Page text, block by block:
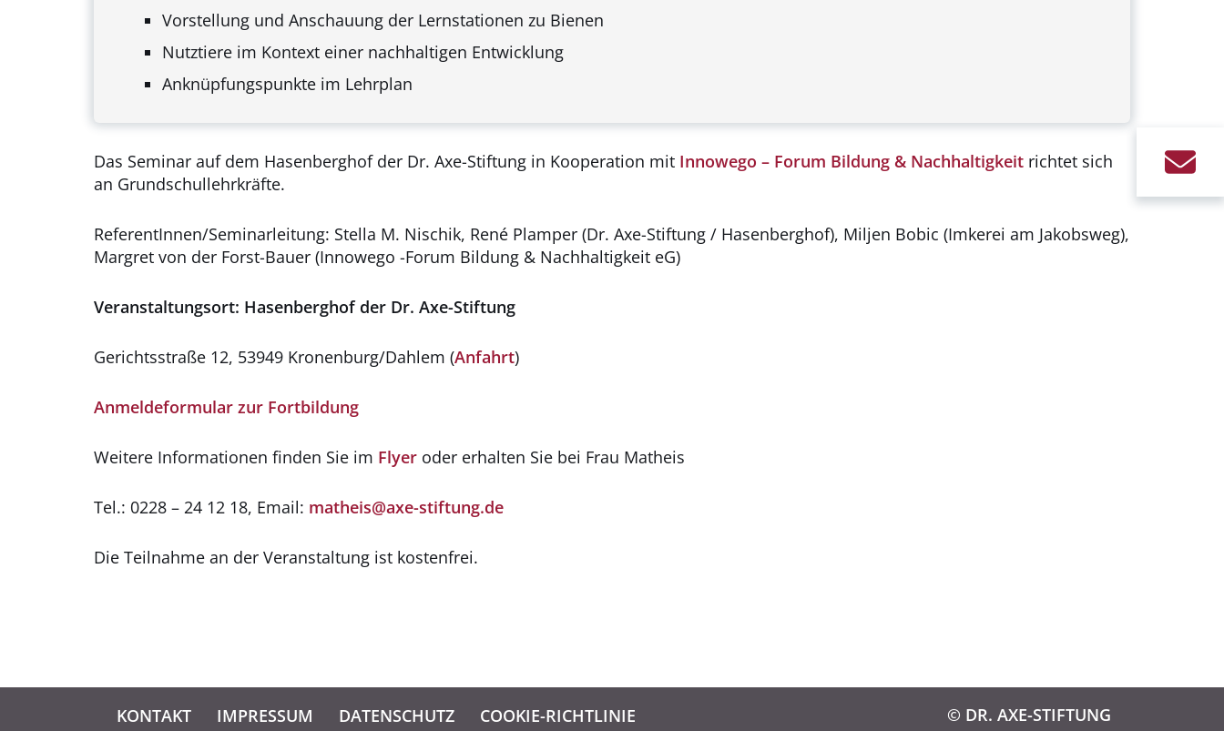
Vorstellung und Anschauung der Lernstationen zu Bienen
Nutztiere im Kontext einer nachhaltigen Entwicklung
Anknüpfungspunkte im Lehrplan
Das Seminar auf dem Hasenberghof der Dr. Axe-Stiftung in Kooperation mit Innowego – Forum Bildung & Nachhaltigkeit richtet sich
an Grundschullehrkräfte.
ReferentInnen/Seminarleitung: Stella M. Nischik, René Plamper (Dr. Axe-Stiftung / Hasenberghof), Miljen Bobic (Imkerei am Jakobsweg),
Margret von der Forst-Bauer (Innowego -Forum Bildung & Nachhaltigkeit eG)
Veranstaltungsort: Hasenberghof der Dr. Axe-Stiftung
Gerichtsstraße 12, 53949 Kronenburg/Dahlem (Anfahrt)
Anmeldeformular zur Fortbildung
Weitere Informationen finden Sie im Flyer oder erhalten Sie bei Frau Matheis
Tel.: 0228 – 24 12 18, Email: matheis@axe-stiftung.de
Die Teilnahme an der Veranstaltung ist kostenfrei.
KONTAKT IMPRESSUM DATENSCHUTZ­ COOKIE-RICHTLINIE © DR. AXE-STIFTUNG